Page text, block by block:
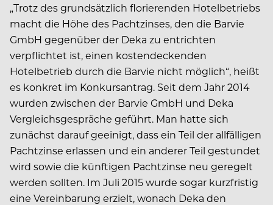
„Trotz des grundsätzlich florierenden Hotelbetriebs
macht die Höhe des Pachtzinses, den die Barvie
GmbH gegenüber der Deka zu entrichten
verpflichtet ist, einen kostendeckenden
Hotelbetrieb durch die Barvie nicht möglich“, heißt
es konkret im Konkursantrag. Seit dem Jahr 2014
wurden zwischen der Barvie GmbH und Deka
Vergleichsgespräche geführt. Man hatte sich
zunächst darauf geeinigt, dass ein Teil der allfälligen
Pachtzinse erlassen und ein anderer Teil gestundet
wird sowie die künftigen Pachtzinse neu geregelt
werden sollten. Im Juli 2015 wurde sogar kurzfristig
eine Vereinbarung erzielt, wonach Deka den